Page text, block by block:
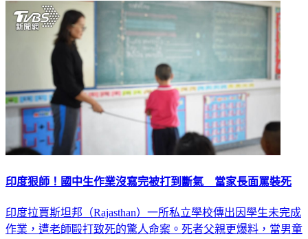
印度狠師！國中生作業沒寫完被打到斷氣 當家長面罵裝死
印度拉賈斯坦邦（Rajasthan）一所私立學校傳出因學生未完成
作業，遭老師毆打致死的驚人命案。死者父親更爆料，當男童